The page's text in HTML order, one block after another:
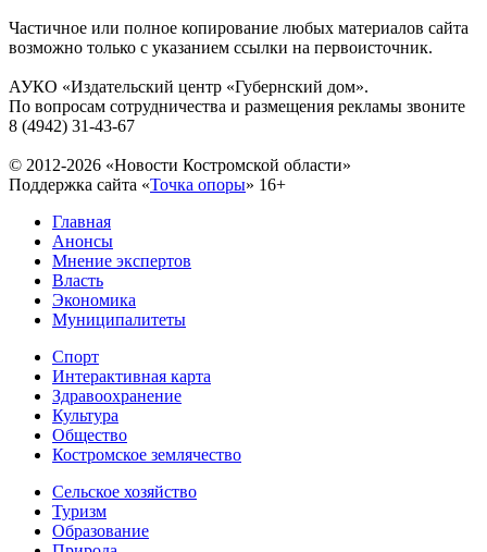
Частичное или полное копирование любых материалов сайта
возможно только с указанием ссылки на первоисточник.
АУКО «Издательский центр «Губернский дом».
По вопросам сотрудничества и размещения рекламы звоните
8 (4942) 31-43-67
© 2012-2026 «Новости Костромской области»
Поддержка сайта «Точка опоры» 16+
Главная
Анонсы
Мнение экспертов
Власть
Экономика
Муниципалитеты
Спорт
Интерактивная карта
Здравоохранение
Культура
Общество
Костромское землячество
Сельское хозяйство
Туризм
Образование